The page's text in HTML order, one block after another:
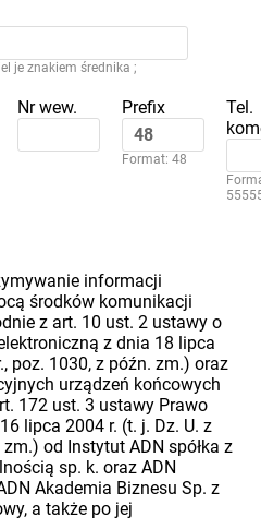
je znakiem średnika ;
Nr wew. Prefix
Format: 48
Tel.
informacji
środków komunikacji
z art. 10 ust. 2 ustawy o
z dnia 18 lipca
poz. 1030, z późn. zm.) oraz
urządzeń końcowych
172 ust. 3 ustawy Prawo
lipca 2004 r. (t. j. Dz. U. z
od Instytut ADN spółka z
sp. k. oraz ADN
Akademia Biznesu Sp. z
a także po jej